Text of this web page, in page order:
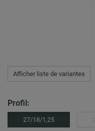
Afficher liste de variantes
Profil:
27/18/1,25